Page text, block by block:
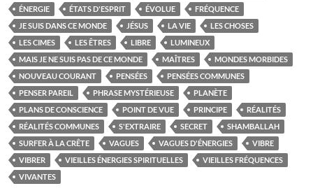
ÉNERGIE
ÉTATS D'ESPRIT ÉVOLUE
FRÉQUENCE
JE SUIS DANS CE MONDE
JÉSUS LA VIE
LES CHOSES
LES CIMES
LES ÊTRES LIBRE
LUMINEUX
MAIS JE NE SUIS PAS DE CE MONDE
MAÎTRES
MONDES MORBIDES
NOUVEAU COURANT
PENSÉES
PENSÉES COMMUNES
PENSER PAREIL
PHRASE MYSTÉRIEUSE
PLANÈTE
PLANS DE CONSCIENCE
POINT DE VUE PRINCIPE
RÉALITÉS
RÉALITÉS COMMUNES
S'EXTRAIRE SECRET
SHAMBALLAH
SURFER À LA CRÊTE
VAGUES VAGUES D'ÉNERGIES
VIBRE
VIBRER
VIEILLES ÉNERGIES SPIRITUELLES
VIEILLES FRÉQUENCES
VIVANTES